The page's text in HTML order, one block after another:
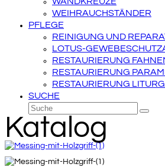
WEIHRAUCHSTÄNDER
PFLEGE
REINIGUNG UND
LOTUS-
RESTAURIERUNG
RESTAURIERUNG
RESTAURIERUNG
SUCHE
Suche
Senden
Katalog